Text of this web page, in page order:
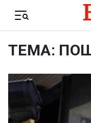
Menu
ТЕМА: